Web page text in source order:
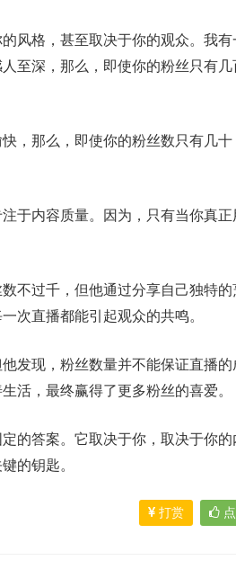
风格，甚至取决于你的观众。我有
至深，那么，即使你的粉丝只有几
，那么，即使你的粉丝数只有几十
于内容质量。因为，只有当你真正
不过千，但他通过分享自己独特的
次直播都能引起观众的共鸣。
发现，粉丝数量并不能保证直播的
活，最终赢得了更多粉丝的喜爱。
的答案。它取决于你，取决于你的
的钥匙。
打赏